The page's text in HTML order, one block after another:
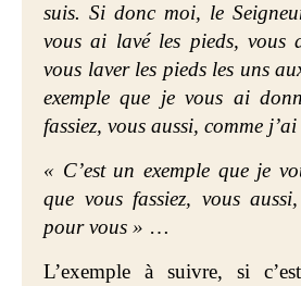
suis. Si donc moi, le
vous ai lavé les pieds, vous
vous laver les pieds les uns
exemple que je vous ai
fassiez, vous aussi, comme
« C’est un exemple que je
que vous fassiez, vous
pour vous » …
L’exemple à suivre, si